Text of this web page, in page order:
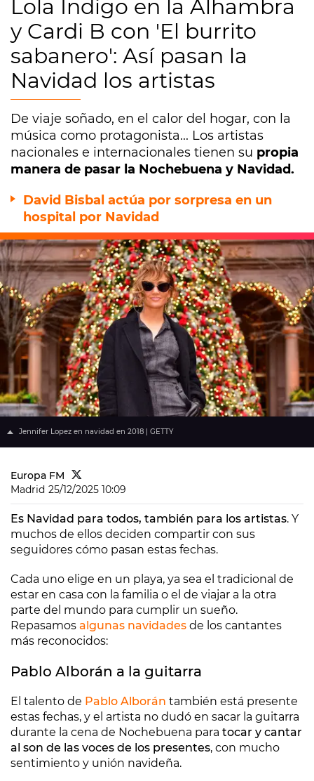
Lola Índigo en la Alhambra
y Cardi B con 'El burrito
sabanero': Así pasan la
Navidad los artistas
De viaje soñado, en el calor del hogar, con la
música como protagonista... Los artistas
nacionales e internacionales tienen su propia
manera de pasar la Nochebuena y Navidad.
David Bisbal actúa por sorpresa en un
hospital por Navidad
Jennifer Lopez en navidad en 2018 | GETTY
Europa FM
Madrid 25/12/2025 10:09
Es Navidad para todos, también para los artistas. Y
muchos de ellos deciden compartir con sus
seguidores cómo pasan estas fechas.
Cada uno elige en un playa, ya sea el tradicional de
estar en casa con la familia o el de viajar a la otra
parte del mundo para cumplir un sueño.
Repasamos algunas navidades de los cantantes
más reconocidos:
Pablo Alborán a la guitarra
El talento de Pablo Alborán también está presente
estas fechas, y el artista no dudó en sacar la guitarra
durante la cena de Nochebuena para tocar y cantar
al son de las voces de los presentes, con mucho
sentimiento y unión navideña.